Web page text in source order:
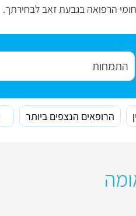
הרפואה בגבעת זאב לבחירתך.
הרופאים הנצפים ביותר